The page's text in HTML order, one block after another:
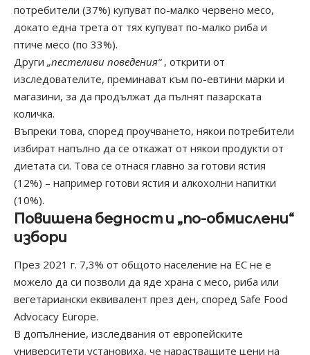
потребители (37%) купуват по-малко червено месо,
докато една трета от тях купуват по-малко риба и
птиче месо (по 33%).
Други „пестеливи поведения“, открити от
изследователите, преминават към по-евтини марки и
магазини, за да продължат да пълнят пазарската
количка.
Въпреки това, според проучването, някои потребители
избират напълно да се откажат от някои продукти от
диетата си. Това се отнася главно за готови ястия
(12%) – например готови ястия и алкохолни напитки
(10%).
Повишена бедност и „по-обмислени“
избори
През 2021 г. 7,3% от общото население на ЕС не е
можело да си позволи да яде храна с месо, риба или
вегетариански еквивалент през ден, според Safe Food
Advocacy Europe.
В допълнение, изследвания от европейските
университети установиха, че нарастващите цени на